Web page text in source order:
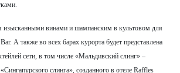
изысканными винами и шампанским в культовом для
А также во всех барах курорта будет представлена
сети, в том числе «Мальдивский слинг» –
слинга», созданного в отеле Raffles